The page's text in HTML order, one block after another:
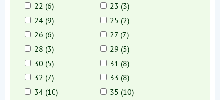
22 (6)
23 (3)
24 (9)
25 (2)
26 (6)
27 (7)
28 (3)
29 (5)
30 (5)
31 (8)
32 (7)
33 (8)
34 (10)
35 (10)